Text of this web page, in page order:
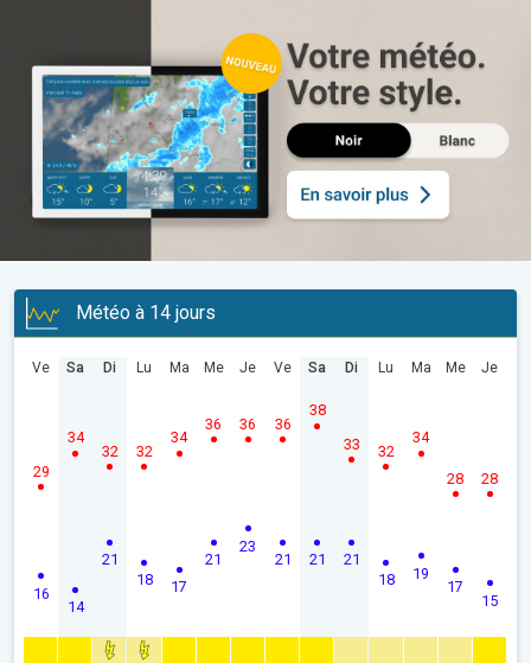
Météo à 14 jours
Ve
16
29
Sa
14
34
Di
21
32
Lu
18
32
Ma
17
34
Me
21
36
Je
23
36
Ve
21
36
Sa
21
38
Di
21
33
Lu
18
32
Ma
19
34
Me
17
28
Je
15
28